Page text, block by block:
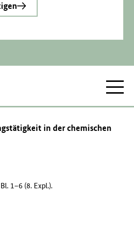
in der chemischen
1–6 (8. Expl.).